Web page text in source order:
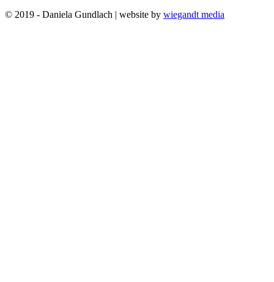
© 2019 - Daniela Gundlach | website by wiegandt media